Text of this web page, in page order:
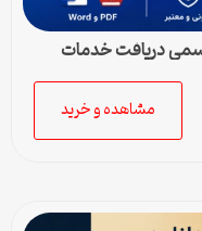
رسمی دریافت خدمات
مشاهده و خرید